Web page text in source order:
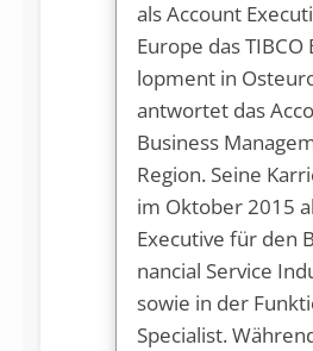
als Account
Eu­ro­pe das
lopment in
antwortet das
Business
Regi­on. S­ei­ne
im Oktober 2015
Executive für den
nancial ­Service
sowie in der
Specia­list.